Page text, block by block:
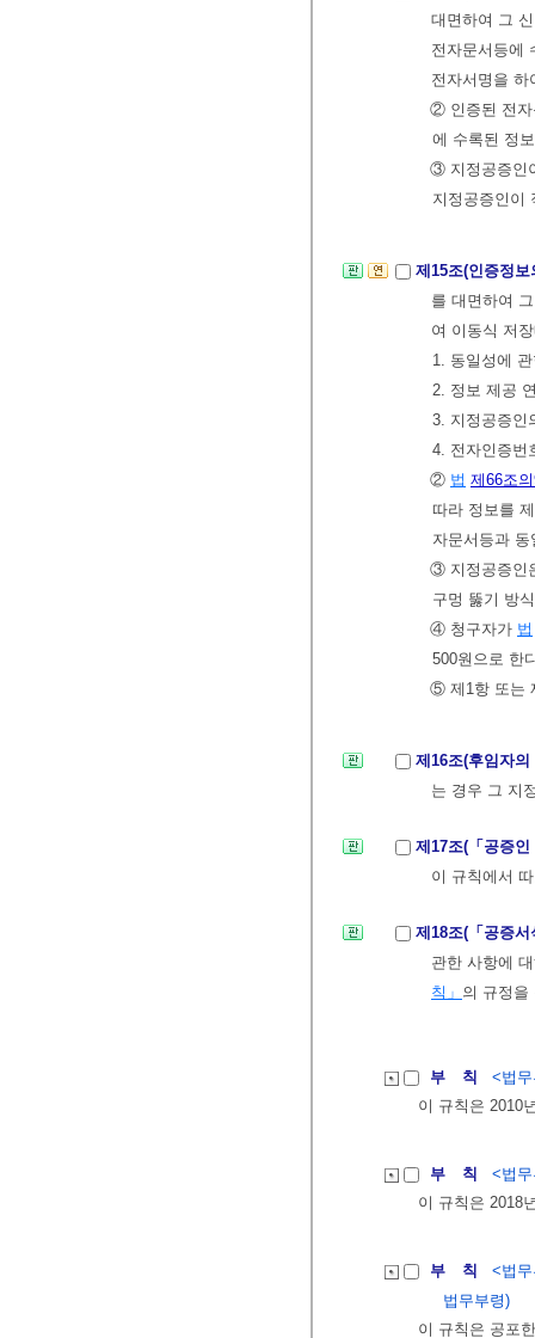
대면하여 그
전자문서등에
전자서명을
② 인증된 전자
에 수록된 정
③ 지정공증인
지정공증인이
제15조(인증정
를 대면하여
여 이동식 저
1. 동일성에
2. 정보 제공
3. 지정공증인
4. 전자인증번
② 법 제66조
따라 정보를
자문서등과
③ 지정공증인
구멍 뚫기 방
④ 청구자가 법
500원으로 한
⑤ 제1항 또는
제16조(후임자
는 경우 그 지
제17조(「공증
이 규칙에서
제18조(「공증
관한 사항에
칙」 의 규정을
부 칙
<법
이 규칙은 2010
부 칙
<법
이 규칙은 2018
부 칙
<법
법무부령)
이 규칙은 공포